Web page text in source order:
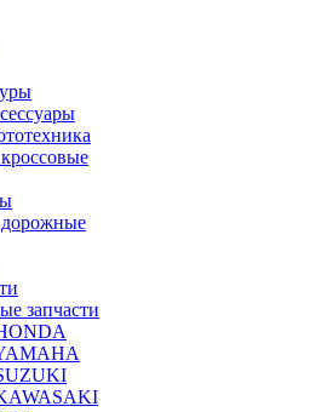
запчасти